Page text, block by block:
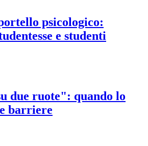
psicologico:
e studenti
due ruote": quando lo
barriere